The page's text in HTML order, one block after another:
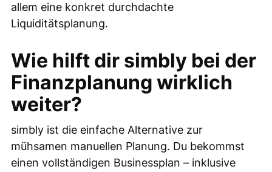
allem eine konkret durchdachte
Liquiditätsplanung.
Wie hilft dir simbly bei der
Finanzplanung wirklich
weiter?
simbly ist die einfache Alternative zur
mühsamen manuellen Planung. Du bekommst
einen vollständigen Businessplan – inklusive